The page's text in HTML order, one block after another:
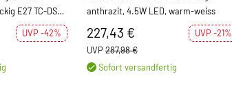
E27 TC-DSE
gerostet
UVP -42%
anthrazit, 4.5W LED, warm-weiss
227,43 €
UVP -21%
UVP 287,98 €
Sofort versandfertig